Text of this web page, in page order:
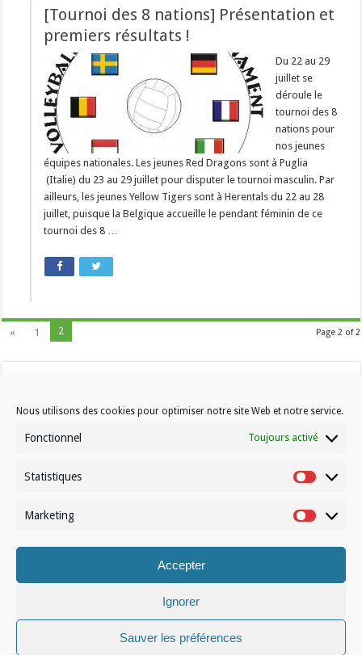
Nous utilisons des cookies pour optimiser notre site Web et notre service.
Fonctionnel Toujours activé
Statistiques
Marketing
Accepter
Ignorer
Sauver les préférences
[Tournoi des 8 nations] Présentation et
premiers résultats !
Du 22 au 29
juillet se
déroule le
tournoi des 8
nations pour
nos jeunes
équipes nationales. Les jeunes Red Dragons sont à Puglia
(Italie) du 23 au 29 juillet pour disputer le tournoi masculin. Par
ailleurs, les jeunes Yellow Tigers sont à Herentals du 22 au 28
juillet, puisque la Belgique accueille le pendant féminin de ce
tournoi des 8 …
Page 2 of 2
« 1 2
Contactez-nous
© Volleynews.be2026
Déclaration de confidentialité
Français Nederlands